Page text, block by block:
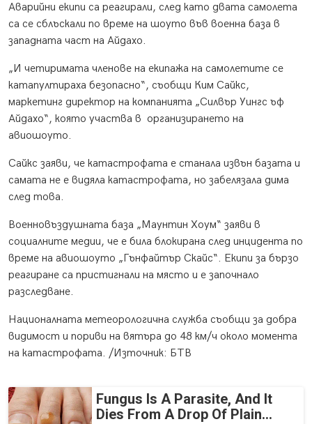
Аварийни екипи са реагирали, след като двата самолета
са се сблъскали по време на шоуто във военна база в
западната част на Айдахо.
„И четиримата членове на екипажа на самолетите се
катапултираха безопасно“, съобщи Ким Сайкс,
маркетинг директор на компанията „Силвър Уингс ъф
Айдахо“, която участва в организирането на
авиошоуто.
Сайкс заяви, че катастрофата е станала извън базата и
самата не е видяла катастрофата, но забелязала дима
след това.
Военновъздушната база „Маунтин Хоум“ заяви в
социалните медии, че е била блокирана след инцидента по
време на авиошоуто „Гънфайтър Скайс“. Екипи за бързо
реагиране са пристигнали на място и е започнало
разследване.
Националната метеорологична служба съобщи за добра
видимост и пориви на вятъра до 48 км/ч около момента
на катастрофата. /Източник: БТВ
Fungus Is A Parasite, And It
Dies From A Drop Of Plain...